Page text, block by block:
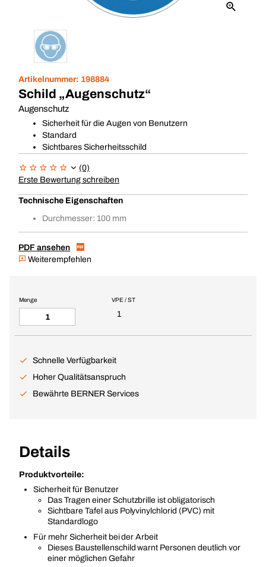
Artikelnummer: 198884
Schild „Augenschutz“
Augenschutz
Sicherheit für die Augen von Benutzern
Standard
Sichtbares Sicherheitsschild
(0)
Erste Bewertung schreiben
Technische Eigenschaften
Durchmesser: 100 mm
PDF ansehen
Weiterempfehlen
VPE / ST
1
Menge
Schnelle Verfügbarkeit
Hoher Qualitätsanspruch
Bewährte BERNER Services
Details
Produktvorteile:
Sicherheit für Benutzer
Das Tragen einer Schutzbrille ist obligatorisch
Sichtbare Tafel aus Polyvinylchlorid (PVC) mit
Standardlogo
Für mehr Sicherheit bei der Arbeit
Dieses Baustellenschild warnt Personen deutlich vor
einer möglichen Gefahr